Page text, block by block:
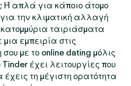
Ή απλά για κάποιο άτομο
την κλιματική αλλαγή
ταιριάσματα
εμπειρία στις
με το online dating μόλις
έχει λειτουργίες που
τη μέγιστη ορατότητα